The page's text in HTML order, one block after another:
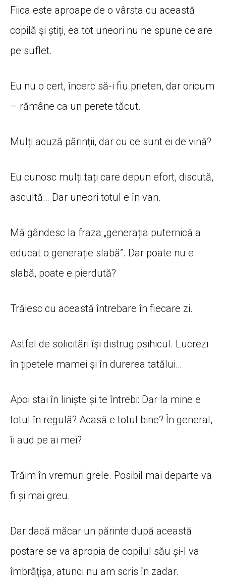
Fiica este aproape de o vârsta cu această
copilă și știți, ea tot uneori nu ne spune ce are
pe suflet.
Eu nu o cert, încerc să-i fiu prieten, dar oricum
– rămâne ca un perete tăcut.
Mulți acuză părinții, dar cu ce sunt ei de vină?
Eu cunosc mulți tați care depun efort, discută,
ascultă… Dar uneori totul e în van.
Mă gândesc la fraza „generația puternică a
educat o generație slabă”. Dar poate nu e
slabă, poate e pierdută?
Trăiesc cu această întrebare în fiecare zi.
Astfel de solicitări își distrug psihicul. Lucrezi
în țipetele mamei și în durerea tatălui…
Apoi stai în liniște și te întrebi: Dar la mine e
totul în regulă? Acasă e totul bine? În general,
îi aud pe ai mei?
Trăim în vremuri grele. Posibil mai departe va
fi și mai greu.
Dar dacă măcar un părinte după această
postare se va apropia de copilul său și-l va
îmbrățișa, atunci nu am scris în zadar.